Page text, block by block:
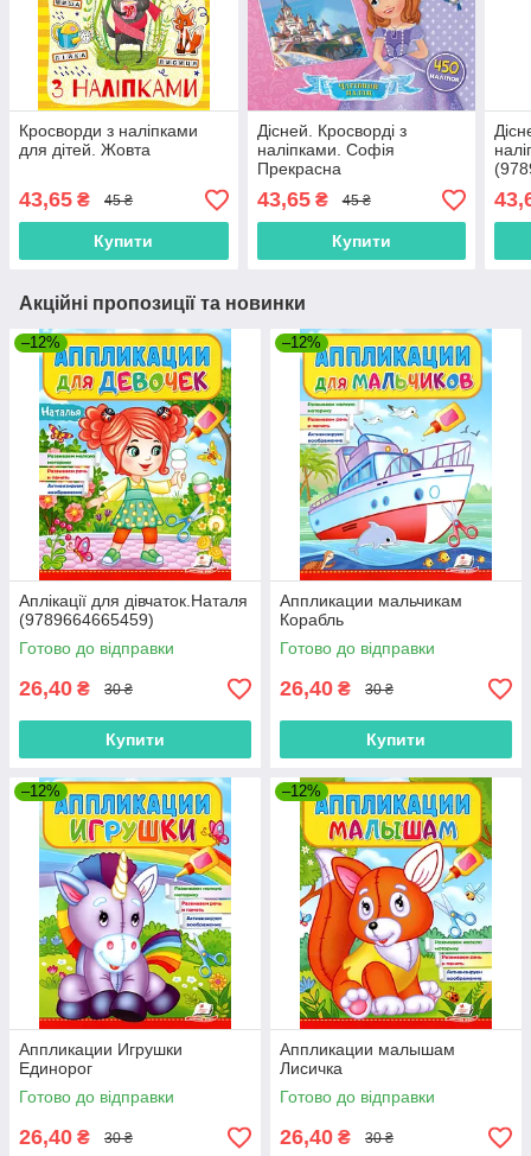
Кросворди з наліпками
для дітей. Жовта
43,65 ₴ 45 ₴
Купити
Дісней. Кросворді з
наліпками. Софія
Прекрасна
(9789667498375)
43,65₴ 45 ₴
Купити
Акційні пропозиції та новинки
–12%
Аплікації для дівчаток.Наталя
(9789664665459)
Готово до відправки
26,40 ₴ 30 ₴
Купити
–12%
Аппликации мальчикам
Корабль
Готово до відправки
26,40 ₴ 30 ₴
Купити
–12%
Аппликации Игрушки
Единорог
Готово до відправки
26,40 ₴ 30 ₴
–12%
Аппликации малышам
Лисичка
Готово до відправки
26,40 ₴ 30 ₴